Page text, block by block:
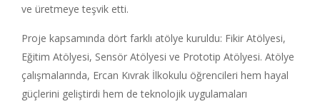
ve üretmeye teşvik etti.
Proje kapsamında dört farklı atölye kuruldu: Fikir Atölyesi,
Eğitim Atölyesi, Sensör Atölyesi ve Prototip Atölyesi. Atölye
çalışmalarında, Ercan Kıvrak İlkokulu öğrencileri hem hayal
güçlerini geliştirdi hem de teknolojik uygulamaları